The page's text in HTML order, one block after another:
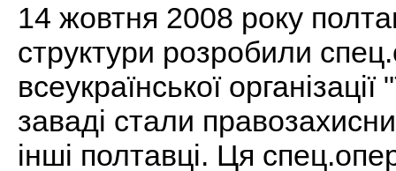
14 жовтня 2008 року
структури розробили
всеукраїнської
заваді стали
інші полтавці. Ця